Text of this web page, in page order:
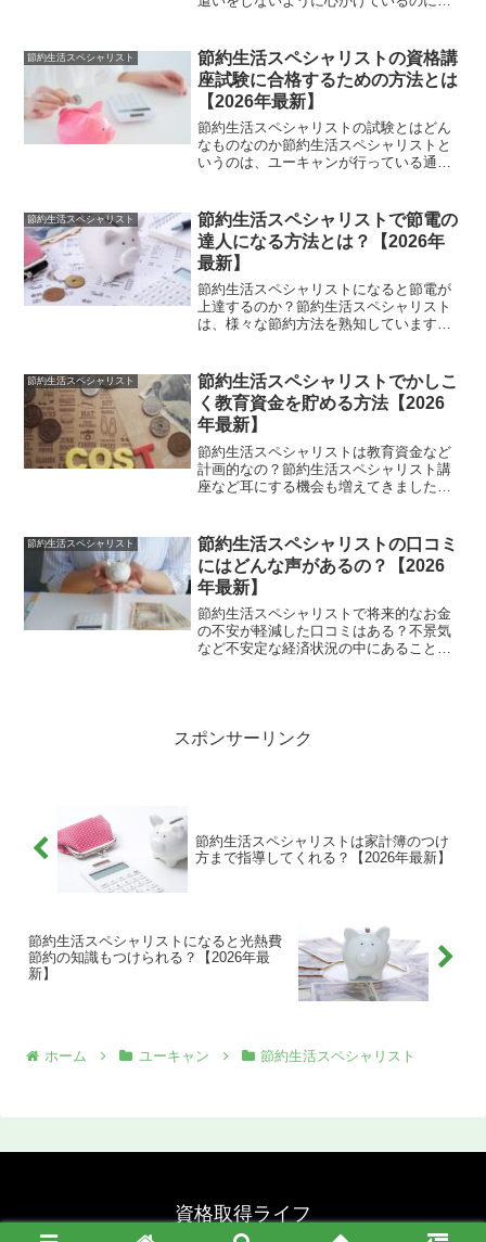
役立つ講座が、節約生活スペシャリスト
講座です。節約生活スペシ...
節約生活スペシャリスト
節約生活スペシャリストの資格講
座試験に合格するための方法とは
【2026年最新】
節約生活スペシャリストの試験とはどん
なものなのか節約生活スペシャリストと
いうのは、ユーキャンが行っている通信
お金がすべてというわけではありません
が、やはり人生においてお...
節約生活スペシャリスト
節約生活スペシャリストで節電の
達人になる方法とは？【2026年
最新】
節約生活スペシャリストになると節電が
上達するのか？節約生活スペシャリスト
は、様々な節約方法を熟知しています。
燥機に乾いたタオルを入れる事です。タ
オルが濡れた洗濯物の水分...
節約生活スペシャリスト
節約生活スペシャリストでかしこ
く教育資金を貯める方法【2026
年最新】
節約生活スペシャリストは教育資金など
計画的なの？節約生活スペシャリスト講
座など耳にする機会も増えてきました。
活スペシャリスト講座など人気がありま
す。節約のベースを学ぶこ...
節約生活スペシャリスト
節約生活スペシャリストの口コミ
にはどんな声があるの？【2026
年最新】
節約生活スペシャリストで将来的なお金
の不安が軽減した口コミはある？不景気
など不安定な経済状況の中にあることか
スポンサーリンク
節約生活スペシャリストは家計簿のつけ
方まで指導してくれる？【2026年最新】
節約生活スペシャリストになると光熱費
節約の知識もつけられる？【2026年最
新】
ホーム ユーキャン 節約生活スペシャリスト
資格取得ライフ